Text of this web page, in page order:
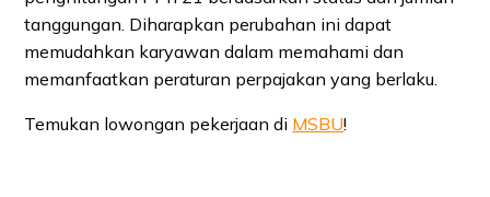
tanggungan. Diharapkan perubahan ini dapat
memudahkan karyawan dalam memahami dan
memanfaatkan peraturan perpajakan yang berlaku.
Temukan lowongan pekerjaan di MSBU!